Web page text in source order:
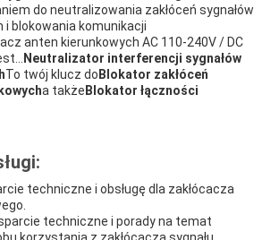
do neutralizowania zakłóceń sygnałów
i blokowania komunikacji
anten kierunkowych AC 110-240V / DC
Neutralizator interferencji sygnałów
To twój klucz do Blokator zakłóceń
a także Blokator łączności
techniczne i obsługę dla zakłócacza
techniczne i porady na temat